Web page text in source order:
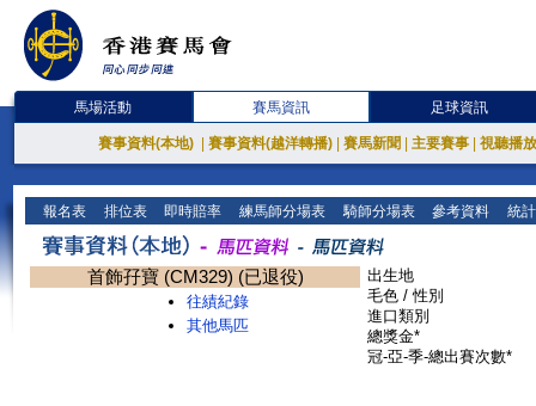
馬場活動 賽馬資訊 足球資訊
賽事資料(本地) 賽事資料(越洋轉播) 賽馬新聞 主要賽事 視聽播
報名表 排位表 即時賠率 練馬師分場表 騎師分場表 參考資料 統
首飾孖寶 (CM329) (已退役)
往績紀錄
其他馬匹
出生地
毛色 / 性別
進口類別
總獎金*
冠-亞-季-總出賽次數*